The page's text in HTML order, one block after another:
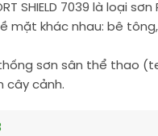
SHIELD 7039 là
khác nhau: bê
sơn sân thể thao
cây cảnh.